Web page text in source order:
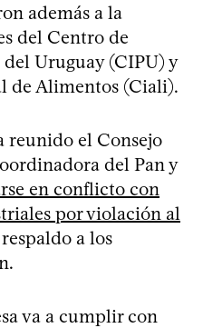
además a la
del Centro de
Uruguay (CIPU) y
de Alimentos (Ciali).
reunido el Consejo
del Pan y
en conflicto con
por violación al
a los
va a cumplir con